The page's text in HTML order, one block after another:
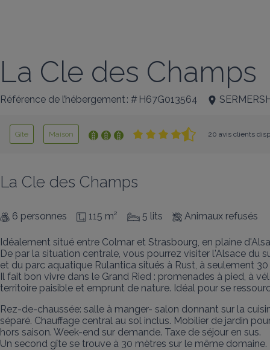
La Cle des Champs
Référence de l’hébergement : # H67G013564
Gîte Maison 20 avis clients
La Cle des Champs
6 personnes 115 m² 5 lits Animaux refusés
Idéalement situé entre Colmar et Strasbourg, en plaine
De par la situation centrale, vous pourrez visiter l'Alsace du
et du parc aquatique Rulantica situés à Rust, à seulement
Il fait bon vivre dans le Grand Ried : promenades à pied, à
territoire paisible et emprunt de nature. Idéal pour se
Rez-de-chaussée: salle à manger- salon donnant sur la
séparé. Chauffage central au sol inclus. Mobilier de jardin
hors saison. Week-end sur demande. Taxe de séjour en sus.
Un second gîte se trouve à 30 mètres sur le même domaine.